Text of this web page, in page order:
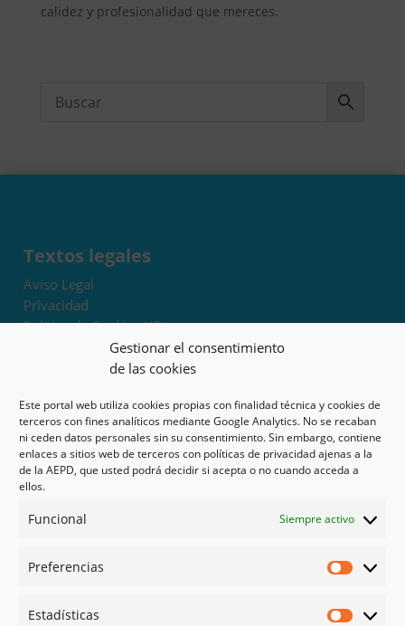
Gestionar el consentimiento
de las cookies
Este portal web utiliza cookies propias con finalidad técnica y cookies de
terceros con fines analíticos mediante Google Analytics. No se recaban
ni ceden datos personales sin su consentimiento. Sin embargo, contiene
enlaces a sitios web de terceros con políticas de privacidad ajenas a la
de la AEPD, que usted podrá decidir si acepta o no cuando acceda a
ellos.
Funcional Siempre activo
Preferencias
Estadísticas
calidez y profesionalidad que mereces.
Textos legales
Aviso Legal
Privacidad
Política de Cookies UE
Términos y condiciones
Exoneración de responsabilidad
Mapa del sitio
Mi cuenta
Tienda
Psicología en Murcia
Guías
Redes sociales
Instagram